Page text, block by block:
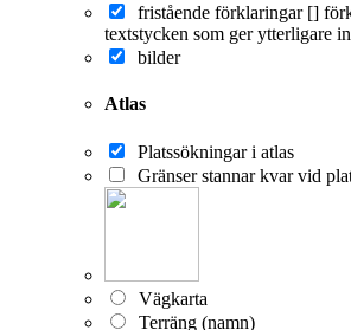
fristående förklaringar []
textstycken som ger ytterligare
bilder
Atlas
Platssökningar i atlas
Gränser stannar kvar vid
Vägkarta
Terräng (namn)